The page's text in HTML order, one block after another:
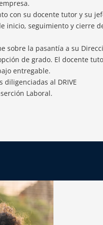
con su docente tutor y su
inicio, seguimiento y cierre
sobre la pasantía a su
de grado. El docente
entregable.
al DRIVE
Laboral.